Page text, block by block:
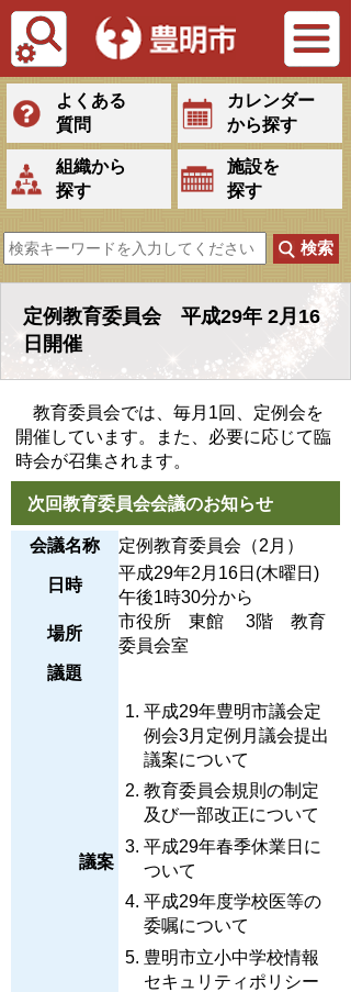
Tiếng Việt
よくある
質問
カレンダー
から探す
組織から
探す
施設を
探す
定例教育委員会 平成29年 2月16
日開催
教育委員会では、毎月1回、定例会を
開催しています。また、必要に応じて臨
時会が召集されます。
次回教育委員会会議のお知らせ
会議名称 定例教育委員会（2月）
日時
平成29年2月16日(木曜日)
午後1時30分から
場所
市役所 東館 3階 教育
委員会室
議題
議案
平成29年豊明市議会定
例会3月定例月議会提出
議案について
教育委員会規則の制定
及び一部改正について
平成29年春季休業日に
ついて
平成29年度学校医等の
委嘱について
豊明市立小中学校情報
セキュリティポリシー